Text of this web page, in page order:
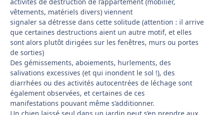
vêtements, matériels divers) viennent
signaler sa détresse dans cette solitude (attention : il arrive
que certaines destructions aient un autre motif, et elles
sont alors plutôt dirigées sur les fenêtres, murs ou portes
de sorties)
Des gémissements, aboiements, hurlements, des
salivations excessives (et qui inondent le sol !), des
diarrhées ou des activités autocentrées de léchage sont
également observées, et certaines de ces
manifestations pouvant même s’additionner.